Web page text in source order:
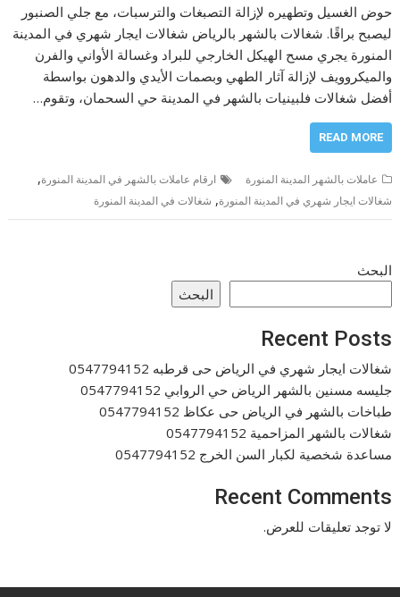
حوض الغسيل وتطهيره لإزالة التصبغات والترسبات، مع جلي الصنبور
ليصبح براقًا. شغالات بالشهر بالرياض شغالات ايجار شهري في المدينة
المنورة يجري مسح الهيكل الخارجي للبراد وغسالة الأواني والفرن
والميكروويف لإزالة آثار الطهي وبصمات الأيدي والدهون بواسطة
أفضل شغالات فلبينيات بالشهر في المدينة حي السحمان، وتقوم…
READ MORE
عاملات بالشهر المدينة المنورة ارقام عاملات بالشهر في المدينة المنورة,
شغالات ايجار شهري في المدينة المنورة, شغالات في المدينة المنورة
البحث
البحث
Recent Posts
شغالات ايجار شهري في الرياض حى قرطبه 0547794152
جليسه مسنين بالشهر الرياض حي الروابي 0547794152
طباخات بالشهر في الرياض حى عكاظ 0547794152
شغالات بالشهر المزاحمية 0547794152
مساعدة شخصية لكبار السن الخرج 0547794152
Recent Comments
لا توجد تعليقات للعرض.